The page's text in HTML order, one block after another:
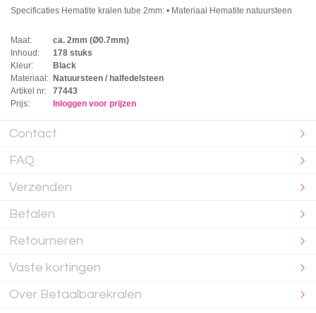
Specificaties Hematite kralen tube 2mm: • Materiaal Hematite natuursteen
Maat:
ca. 2mm (Ø0.7mm)
Inhoud:
178 stuks
Kleur:
Black
Materiaal: Natuursteen / halfedelsteen
Artikel nr:
77443
Prijs:
Inloggen voor prijzen
Contact
FAQ
Verzenden
Betalen
Retourneren
Vaste kortingen
Over Betaalbarekralen